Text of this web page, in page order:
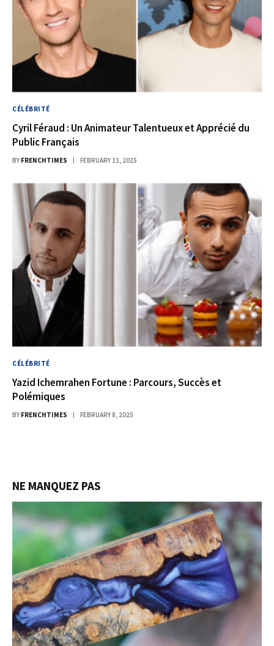
CÉLÉBRITÉ
Cyril Féraud : Un Animateur Talentueux et Apprécié du
Public Français
BY FRENCHTIMES FEBRUARY 11, 2025
CÉLÉBRITÉ
Yazid Ichemrahen Fortune : Parcours, Succès et
Polémiques
BY FRENCHTIMES FEBRUARY 8, 2025
NE MANQUEZ PAS